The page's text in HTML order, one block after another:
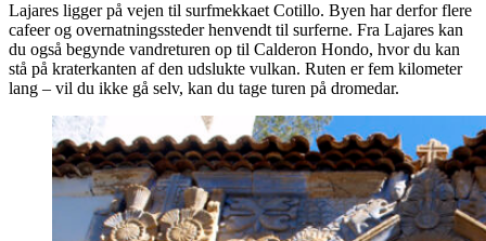
Lajares ligger på vejen til surfmekkaet Cotillo. Byen har derfor flere
cafeer og overnatningssteder henvendt til surferne. Fra Lajares kan
du også begynde vandreturen op til Calderon Hondo, hvor du kan
stå på kraterkanten af den udslukte vulkan. Ruten er fem kilometer
lang – vil du ikke gå selv, kan du tage turen på dromedar.